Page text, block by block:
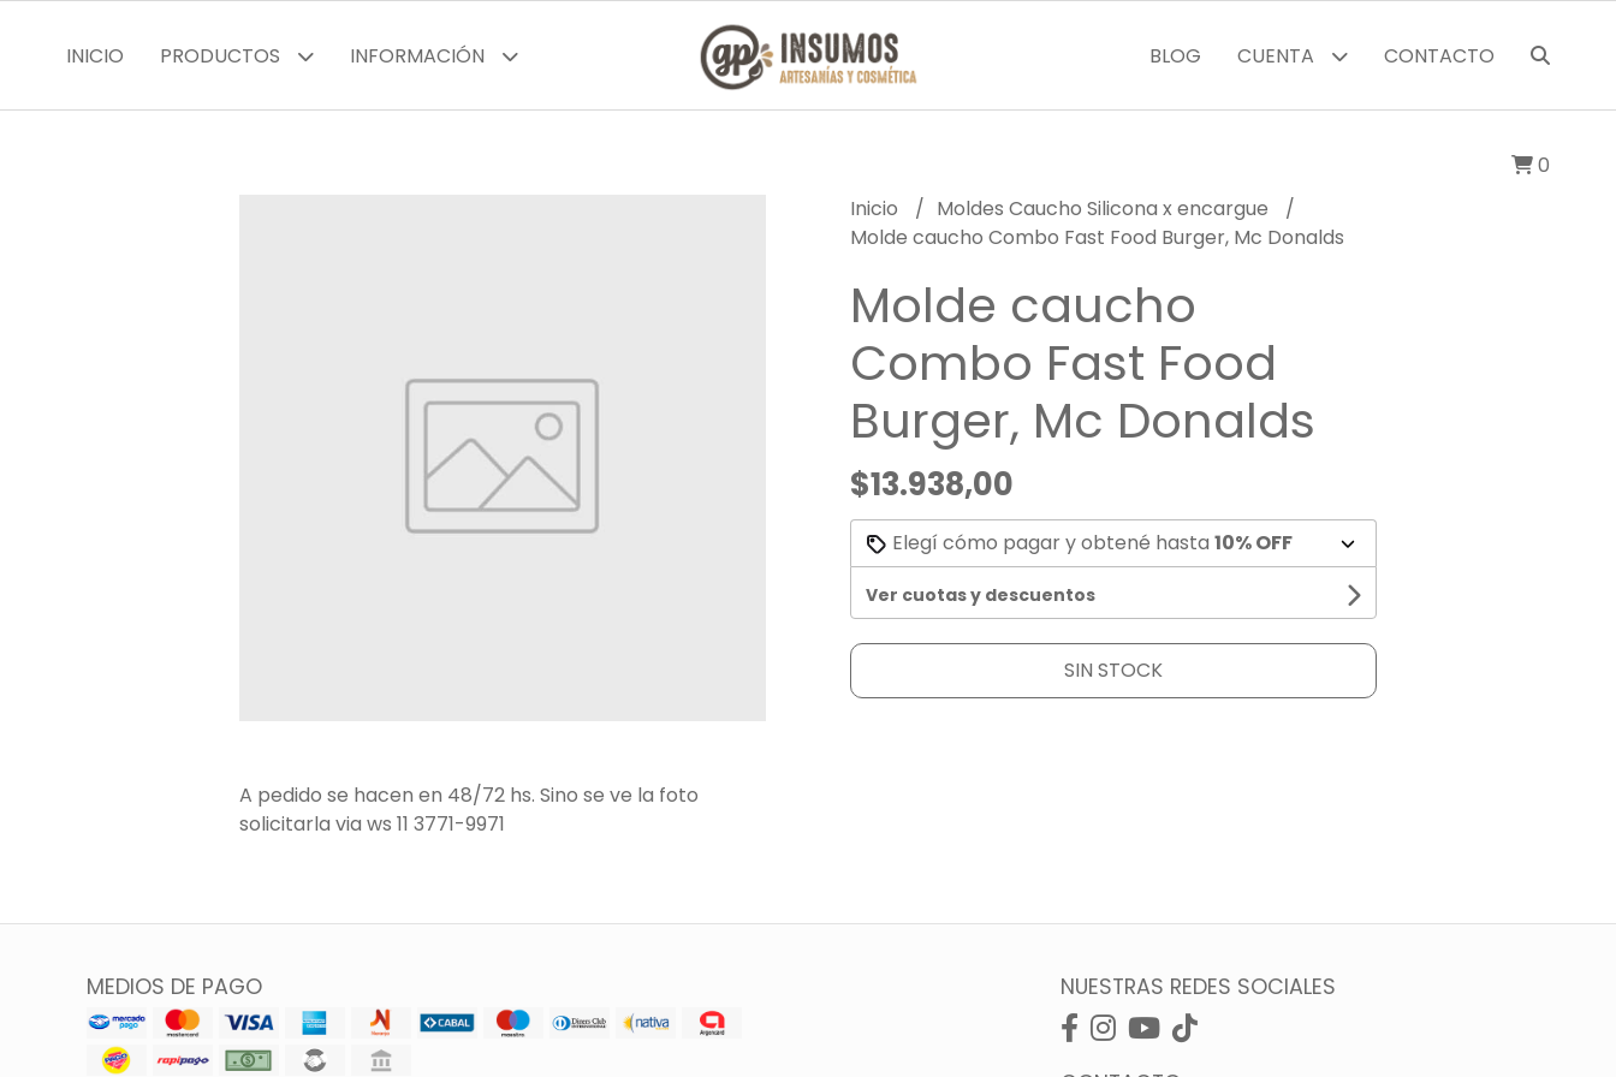
INICIO PRODUCTOS INFORMACIÓN BLOG CUENTA CONTACTO
0
A pedido se hacen en 48/72 hs. Sino se ve la foto
solicitarla via ws 11 3771-9971
Inicio
Moldes Caucho Silicona x encargue
Molde caucho Combo Fast Food Burger, Mc Donalds
Molde caucho
Combo Fast Food
Burger, Mc Donalds
$13.938,00
Elegí cómo pagar y obtené hasta 10% OFF
Ver cuotas y descuentos
SIN STOCK
MEDIOS DE PAGO NUESTRAS REDES SOCIALES